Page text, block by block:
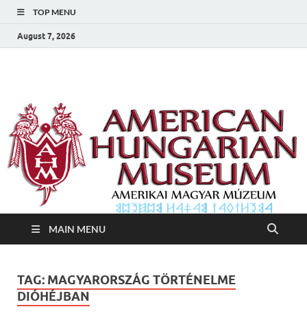
TOP MENU
August 7, 2026
Amerikai Magyar
Múzeum
MAIN MENU
TAG: MAGYARORSZÁG TÖRTÉNELME
DIÓHÉJBAN